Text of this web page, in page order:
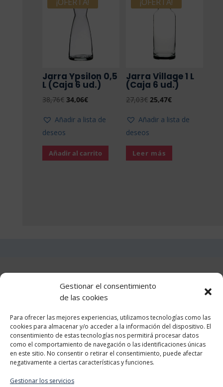
Gestionar el consentimiento
de las cookies
Para ofrecer las mejores experiencias, utilizamos tecnologías como las
cookies para almacenar y/o acceder a la información del dispositivo. El
consentimiento de estas tecnologías nos permitirá procesar datos
como el comportamiento de navegación o las identificaciones únicas
en este sitio. No consentir o retirar el consentimiento, puede afectar
negativamente a ciertas características y funciones.
Gestionar los servicios
Jarra Ypsilon 0,5
L (Caja 6 ud.)
38,76€ El
original
38,76€.
34,06€El
actual
34,06€.
Añadir a lista de
deseos
Añadir al carrito
Jarra Village 1 L
(Caja 6 ud.)
27,03€ El
original
27,03€.
25,47€El
actual
Añadir a lista de
deseos
Leer más
Información
Categorias